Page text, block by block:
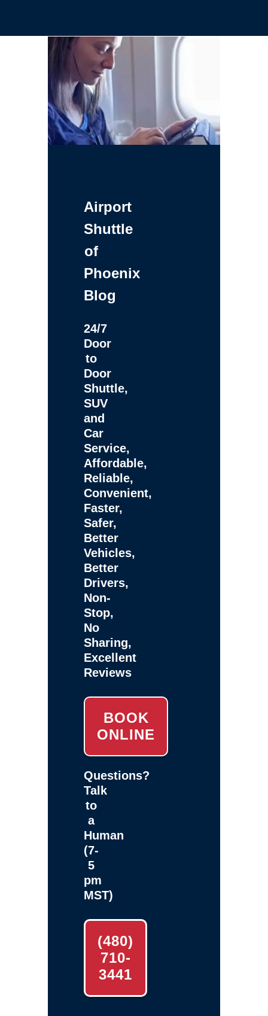
Airport
Shuttle
of
Phoenix
Blog
24/7
Door
to
Door
Shuttle,
SUV
and
Car
Service,
Affordable,
Reliable,
Convenient,
Faster,
Safer,
Better
Vehicles,
Better
Drivers,
Non-
Stop,
No
Sharing,
Excellent
Reviews
BOOK
ONLINE
Questions?
Talk
to
a
Human
(7-
5
pm
MST)
(480)
710-
3441